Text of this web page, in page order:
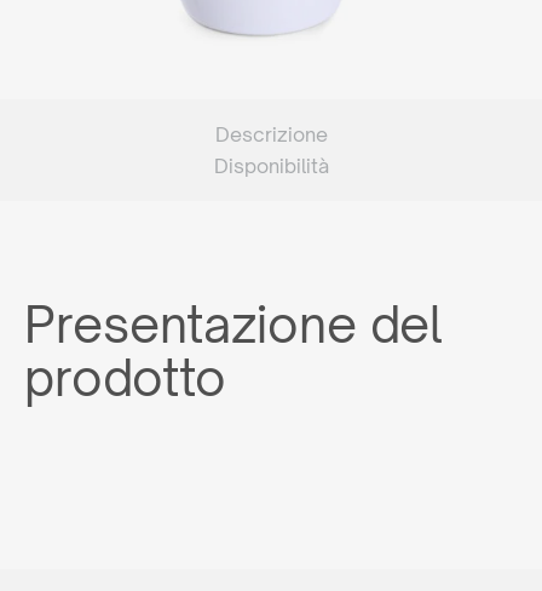
Descrizione
Disponibilità
Presentazione del
prodotto